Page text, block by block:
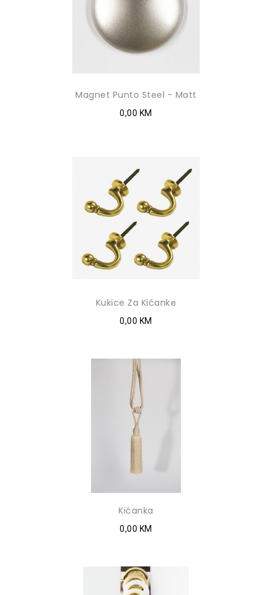
Magnet Punto Steel - Matt
0,00 KM
Kukice Za Kićanke
0,00 KM
Kićanka
0,00 KM